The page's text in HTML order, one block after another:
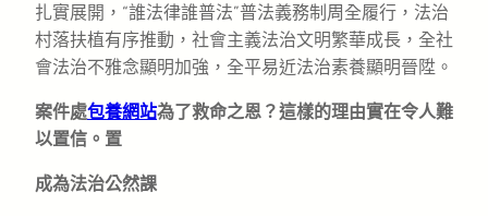
扎實展開，“誰法律誰普法”普法義務制周全履行，法治
村落扶植有序推動，社會主義法治文明繁華成長，全社
會法治不雅念顯明加強，全平易近法治素養顯明晉陞。
案件處包養網站為了救命之恩？這樣的理由實在令人難
以置信。置
成為法治公然課